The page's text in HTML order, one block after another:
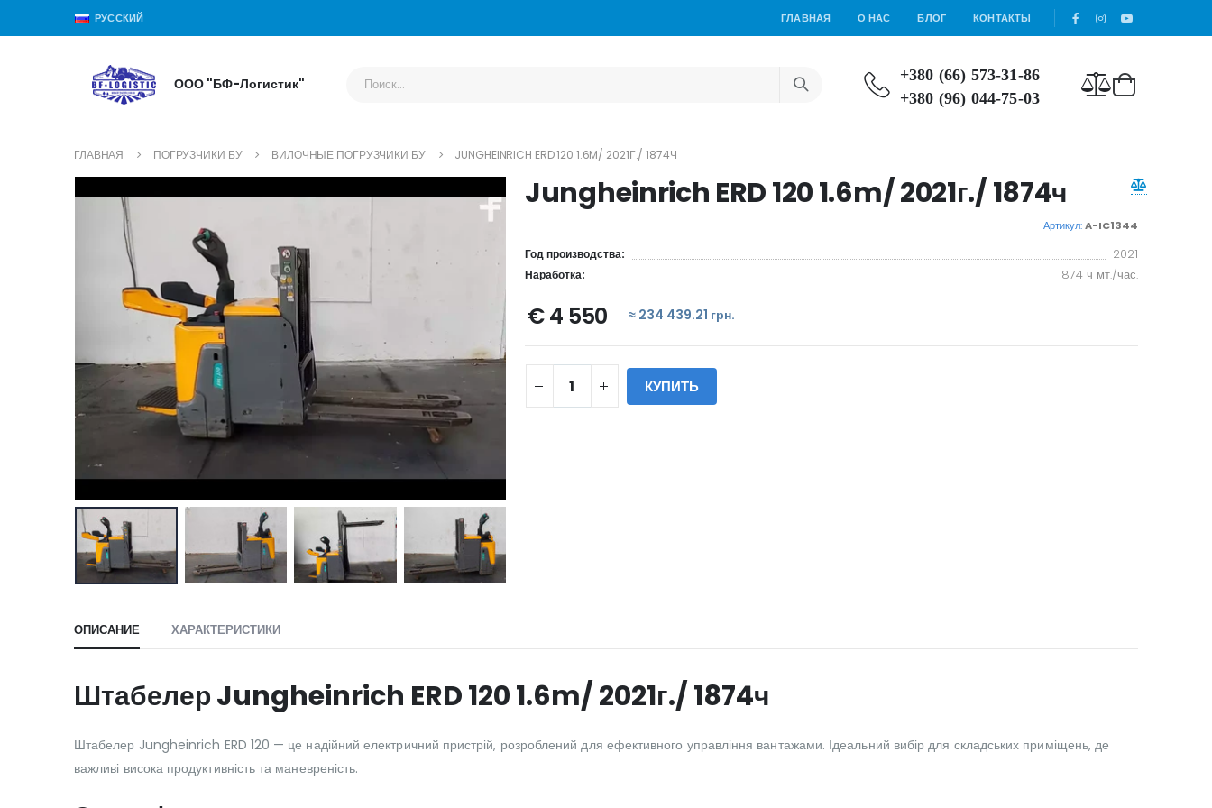
РУССКИЙ ГЛАВНАЯ О НАС БЛОГ КОНТАКТЫ
ООО "БФ-Логистик"
+380 (66) 573-31-86
+380 (96) 044-75-03
ГЛАВНАЯ ПОГРУЗЧИКИ БУ ВИЛОЧНЫЕ ПОГРУЗЧИКИ БУ JUNGHEINRICH ERD 120 1.6M/ 2021Г./ 1874Ч
Jungheinrich ERD 120 1.6m/ 2021г./ 1874ч
Артикул:A-IC1344
Год производства: 2021
Наработка: 1874 ч мт./час.
€ 4 550 ≈ 234 439.21 грн.
КУПИТЬ
ОПИСАНИЕ ХАРАКТЕРИСТИКИ
Штабелер Jungheinrich ERD 120 1.6m/ 2021г./ 1874ч
Штабелер Jungheinrich ERD 120 — це надійний електричний пристрій, розроблений для ефективного управління вантажами. Ідеальний вибір для складських приміщень, де
важливі висока продуктивність та маневреність.